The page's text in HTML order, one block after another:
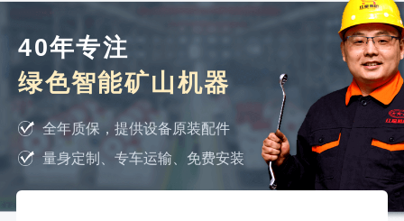
40年专注
绿色智能矿山机器
全年质保，提供设备原装配件
量身定制、专车运输、免费安装